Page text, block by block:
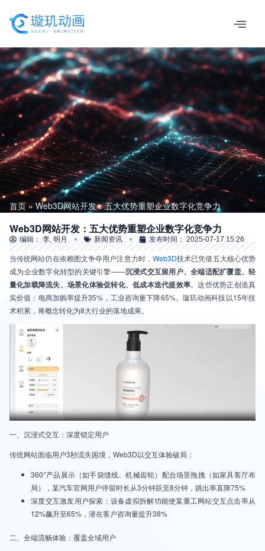
容
首页 Web3D网站开发：五大优势重塑企业数字化竞争力
Web3D网站开发：五大优势重塑企业数字化竞争力
编辑： 李, 明月 新闻资讯 发布时间： 2025-07-17 15:26
当传统网站仍在依赖图文争夺用户注意力时， Web3D技术已凭借五大核心优势
成为企业数字化转型的关键引擎——沉浸式交互留用户、全端适配扩覆盖、轻
量化加载降流失、场景化体验促转化、低成本迭代提效率。这些优势正创造真
实价值：电商加购率提升35%，工业咨询量下降65%。璇玑动画科技以15年技
术积累，将概念转化为8大行业的落地成果。
一、沉浸式交互：深度锁定用户
传统网站面临用户3秒流失困境，Web3D以交互体验破局：
360°产品展示（如手袋缝线、机械齿轮）配合场景拖拽（如家具客厅布
局），某汽车官网用户停留时长从3分钟跃至8分钟，跳出率直降75%
深度交互激发用户探索：设备虚拟拆解功能使某重工网站交互点击率从
12%飙升至65%，潜在客户咨询量提升38%
二、全端流畅体验：覆盖全域用户